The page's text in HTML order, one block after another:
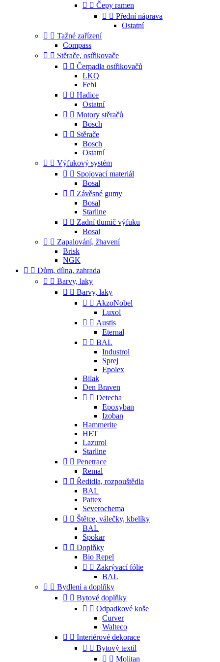
  Čepy ramen
  Přední náprava
Ostatní
  Tažné zařízení
Compass
  Stěrače, ostřikovače
  Čerpadla ostřikovačů
LKQ
Febi
  Hadice
Ostatní
  Motory stěračů
Bosch
  Stěrače
Bosch
Ostatní
  Výfukový systém
  Spojovací materiál
Bosal
  Závěsné gumy
Bosal
Starline
  Zadní tlumič výfuku
Bosal
  Zapalování, žhavení
Brisk
NGK
  Dům, dílna, zahrada
  Barvy, laky
  Barvy, laky
  AkzoNobel
Luxol
  Austis
Eternal
  BAL
Industrol
Sprej
Epolex
Bilak
Den Braven
  Detecha
Epoxyban
Izoban
Hammerite
HET
Lazurol
Starline
  Penetrace
Remal
  Ředidla, rozpouštědla
BAL
Pattex
Severochema
  Štětce, válečky, kbelíky
BAL
Spokar
  Doplňky
Bio Repel
  Zakrývací fólie
BAL
  Bydlení a doplňky
  Bytové doplňky
  Odpadkové koše
Curver
Walteco
  Interiérové dekorace
  Bytový textil
  Molitan